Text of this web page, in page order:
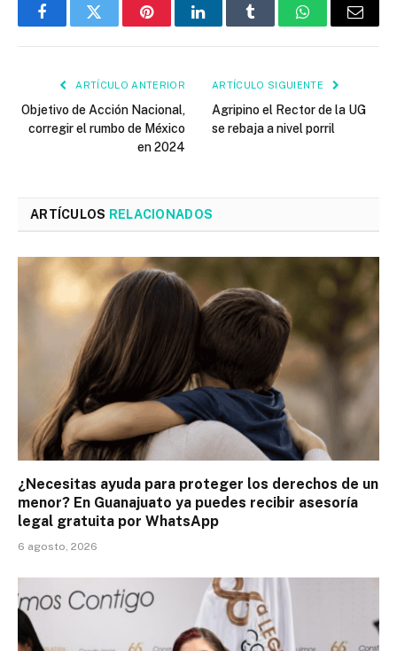
FacebookTwitter PinterestLinkedInTumblr WhatsAppEmail
ARTÍCULO ANTERIOR
Objetivo de Acción Nacional,
corregir el rumbo de México
en 2024
ARTÍCULO SIGUIENTE
Agripino el Rector de la UG
se rebaja a nivel porril
ARTÍCULOS RELACIONADOS
¿Necesitas ayuda para proteger los derechos de un
menor? En Guanajuato ya puedes recibir asesoría
legal gratuita por WhatsApp
6 agosto, 2026